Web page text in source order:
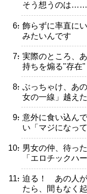
そう想うのは……
・飾らずに率直に
みたいんです
・実際のところ、
持ちを煽る"存在"
・ぶっちゃけ、あ
女の一線」越え
・意外に食い込ん
い「マジになっ
・男女の仲、待っ
「エロチックハ
・迫る！ あの人が
たら、間もなく